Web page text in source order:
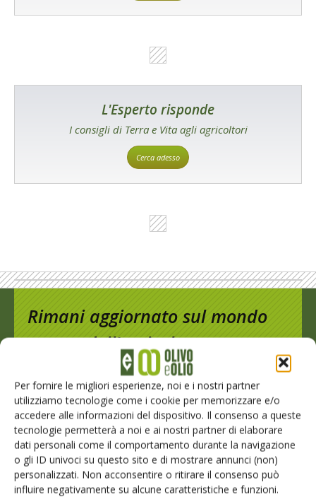
Per fornire le migliori esperienze, noi e i nostri partner
utilizziamo tecnologie come i cookie per memorizzare e/o
accedere alle informazioni del dispositivo. Il consenso a queste
tecnologie permetterà a noi e ai nostri partner di elaborare
dati personali come il comportamento durante la navigazione
o gli ID univoci su questo sito e di mostrare annunci (non)
personalizzati. Non acconsentire o ritirare il consenso può
influire negativamente su alcune caratteristiche e funzioni.
L'Esperto risponde
I consigli di Terra e Vita agli agricoltori
Cerca adesso
Rimani aggiornato sul mondo
dell’agricoltura
Iscriviti alle nostre newsletter